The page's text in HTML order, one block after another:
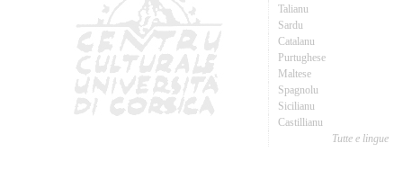
Talianu
Sardu
Catalanu
Purtughese
Maltese
Spagnolu
Sicilianu
Castillianu
Tutte e lingue